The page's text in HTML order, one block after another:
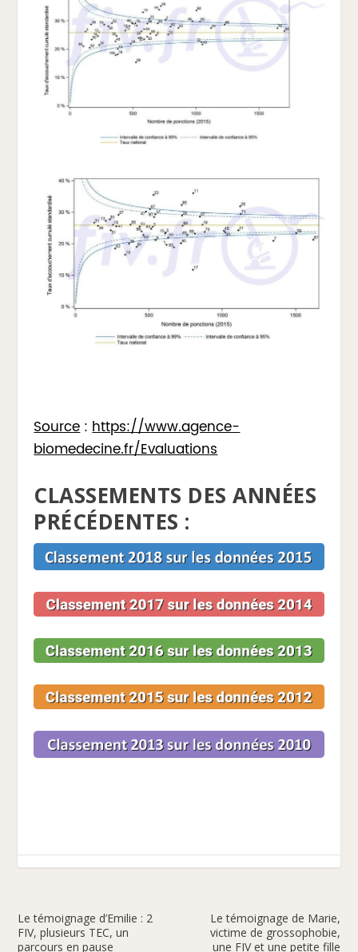
Source:https://www.agence-
biomedecine.fr/Evaluations
CLASSEMENTS DES ANNÉES
PRÉCÉDENTES :
Le témoignage d’Emilie : 2
FIV, plusieurs TEC, un
parcours en pause
Le témoignage de Marie,
victime de grossophobie,
une FIV et une petite fille